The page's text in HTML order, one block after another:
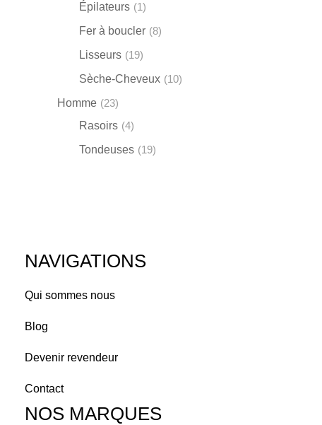
Épilateurs (1)
Fer à boucler (8)
Lisseurs (19)
Sèche-Cheveux (10)
Homme (23)
Rasoirs (4)
Tondeuses (19)
NAVIGATIONS
Qui sommes nous
Blog
Devenir revendeur
Contact
NOS MARQUES